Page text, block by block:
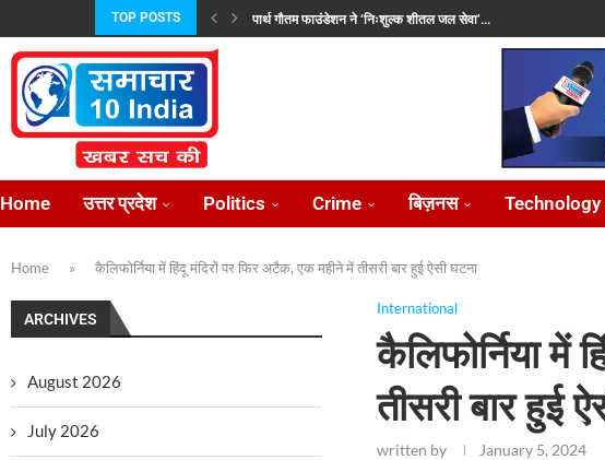
TOP POSTS पार्थ गौतम फाउंडेशन ने ‘निःशुल्क शीतल जल सेवा’...
Home उत्तर प्रदेश Politics Crime बिज़नस Technology
Home » कैलिफोर्निया में हिंदू मंदिरों पर फिर अटैक, एक महीने में तीसरी बार हुई ऐसी घटना
International
कैलिफोर्निया में
तीसरी बार हुई
written by January 5, 2024
ARCHIVES
August 2026
July 2026